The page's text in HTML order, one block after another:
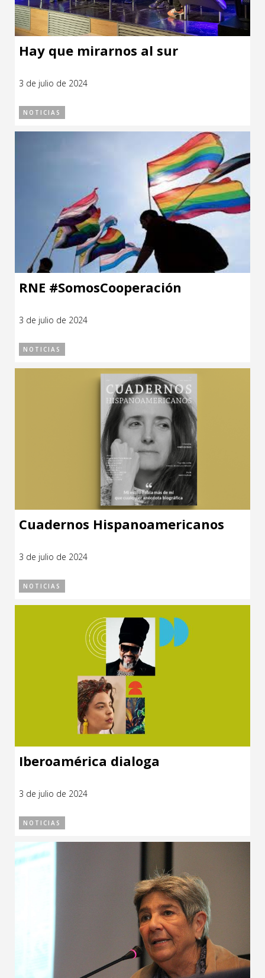
Hay que mirarnos al sur
3 de julio de 2024
NOTICIAS
RNE #SomosCooperación
3 de julio de 2024
NOTICIAS
Cuadernos Hispanoamericanos
3 de julio de 2024
NOTICIAS
Iberoamérica dialoga
3 de julio de 2024
NOTICIAS